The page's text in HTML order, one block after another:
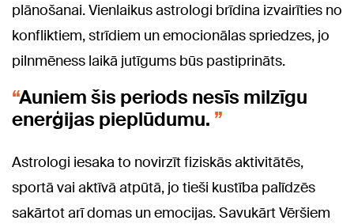
plānošanai. Vienlaikus astrologi brīdina izvairīties no
konfliktiem, strīdiem un emocionālas spriedzes, jo
pilnmēness laikā jutīgums būs pastiprināts.
Auniem šis periods nesīs milzīgu
enerģijas pieplūdumu.
Astrologi iesaka to novirzīt fiziskās aktivitātēs,
sportā vai aktīvā atpūtā, jo tieši kustība palīdzēs
sakārtot arī domas un emocijas. Savukārt Vēršiem